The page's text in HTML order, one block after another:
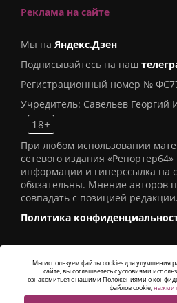
Реклама на сайте
Мы на Яндекс.Дзен
Подписывайтесь на наш
Регистрационный номер №
Учредитель: Савельев Георгий
18+
При любом использовании
сетевого издания
информации и гиперссылка на
обязательны. Мнение авторов
совпадать с позицией редакции.
Политика
© 2016СИ «Репортер64». Все
Alatis Studio
Мы используем файлы cookies для улучшения
сайте, вы соглашаетесь с условиями
ознакомиться с нашими Положениями о
файлов cookie,